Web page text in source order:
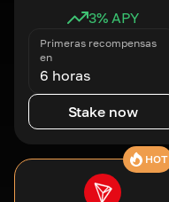
3% APY
Primeras recompensas
en
6 horas
Stake now
HOT